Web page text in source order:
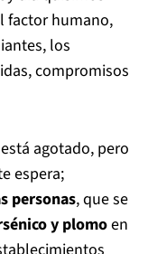
factor humano,
los
compromisos
agotado, pero
espera;
personas, que se
y plomoen